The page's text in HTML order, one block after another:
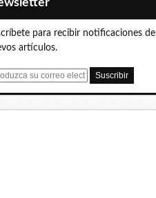
para recibir notificaciones de
artículos.